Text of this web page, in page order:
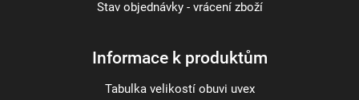
Stav objednávky - vrácení zboží
Informace k produktům
Tabulka velikostí obuvi uvex